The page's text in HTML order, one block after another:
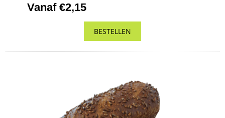
Vanaf €2,15